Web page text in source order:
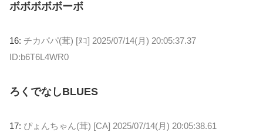
ボボボボボーボ
16: チカパパ(茸) [ﾇｺ] 2025/07/14(月) 20:05:37.37
ID:b6T6L4WR0
ろくでなしBLUES
17: ぴょんちゃん(茸) [CA] 2025/07/14(月) 20:05:38.61